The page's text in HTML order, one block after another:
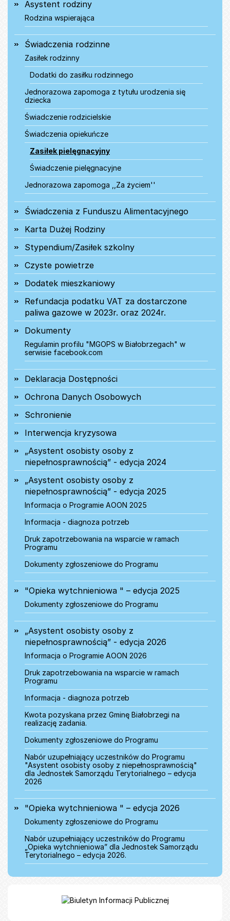
Asystent rodziny
Rodzina wspierająca
Świadczenia rodzinne
Zasiłek rodzinny
Dodatki do zasiłku rodzinnego
Jednorazowa zapomoga z tytułu urodzenia się
dziecka
Świadczenie rodzicielskie
Świadczenia opiekuńcze
Zasiłek pielęgnacyjny
Świadczenie pielęgnacyjne
Jednorazowa zapomoga ,,Za życiem''
Świadczenia z Funduszu Alimentacyjnego
Karta Dużej Rodziny
Stypendium/Zasiłek szkolny
Czyste powietrze
Dodatek mieszkaniowy
Refundacja podatku VAT za dostarczone
paliwa gazowe w 2023r. oraz 2024r.
Dokumenty
Regulamin profilu "MGOPS w Białobrzegach" w
serwisie facebook.com
Deklaracja Dostępności
Ochrona Danych Osobowych
Schronienie
Interwencja kryzysowa
„Asystent osobisty osoby z
niepełnosprawnością” - edycja 2024
„Asystent osobisty osoby z
niepełnosprawnością” - edycja 2025
Informacja o Programie AOON 2025
Informacja - diagnoza potrzeb
Druk zapotrzebowania na wsparcie w ramach
Programu
Dokumenty zgłoszeniowe do Programu
"Opieka wytchnieniowa " – edycja 2025
Dokumenty zgłoszeniowe do Programu
„Asystent osobisty osoby z
niepełnosprawnością” - edycja 2026
Informacja o Programie AOON 2026
Druk zapotrzebowania na wsparcie w ramach
Programu
Informacja - diagnoza potrzeb
Kwota pozyskana przez Gminę Białobrzegi na
realizację zadania.
Dokumenty zgłoszeniowe do Programu
Nabór uzupełniający uczestników do Programu
"Asystent osobisty osoby z niepełnosprawnością"
dla Jednostek Samorządu Terytorialnego – edycja
2026
"Opieka wytchnieniowa " – edycja 2026
Dokumenty zgłoszeniowe do Programu
Nabór uzupełniający uczestników do Programu
„Opieka wytchnieniowa” dla Jednostek Samorządu
Terytorialnego – edycja 2026.